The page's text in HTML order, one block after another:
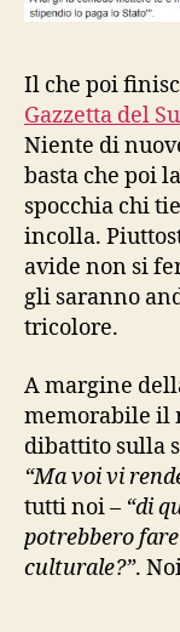
Il che poi
Gazzetta del
Niente di
basta che poi
spocchia chi
incolla.
avide non si
gli saranno
tricolore.
A margine
memorabile il
dibattito sulla
“Ma voi vi
tutti noi – “di
potrebbero
culturale?”.